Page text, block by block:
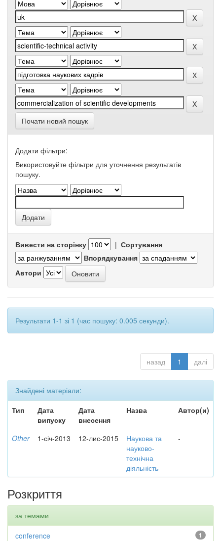
Почати новий пошук
Додати фільтри:
Використовуйте фільтри для уточнення результатів
пошуку.
Вивести на сторінку | Сортування
Впорядкування
Автори
Результати 1-1 зі 1 (час пошуку: 0.005 секунди).
назад 1 далі
Знайдені матеріали:
Тип
Дата
випуску
Дата
внесення
Назва Автор(и)
Other 1-січ-2013 12-лис-2015
Наукова та
науково-
технічна
діяльність
-
Розкриття
за темами
1
conference